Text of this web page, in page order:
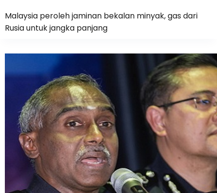
Malaysia peroleh jaminan bekalan minyak, gas dari
Rusia untuk jangka panjang